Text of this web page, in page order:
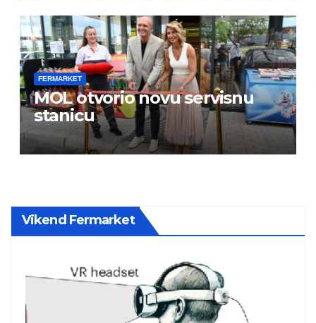
FERMARKET
MOL otvorio novu servisnu
stanicu
Vikend Fermarket